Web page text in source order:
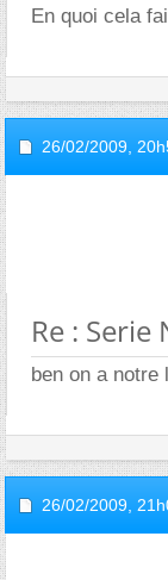
En quoi cela
26/02/2009,
Re :
ben on a notre
26/02/2009,